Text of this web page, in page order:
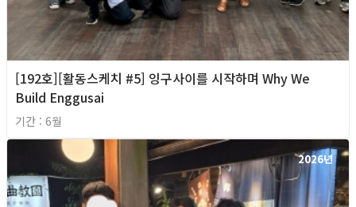
[192호][활동스케치 #5] 잉구사이를 시작하며 Why We
Build Enggusai
기간 : 6월
2026년